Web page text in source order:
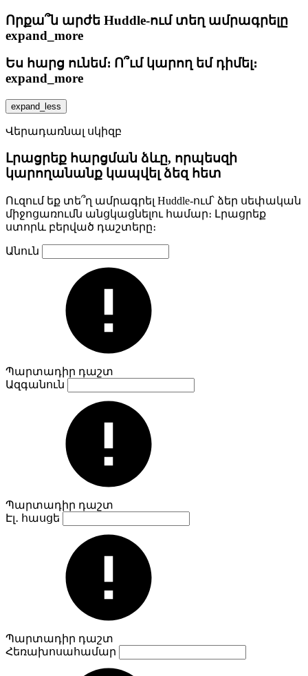
Որքա՞ն արժե Huddle-ում տեղ ամրագրելը
expand_more
Ես հարց ունեմ։ Ո՞ւմ կարող եմ դիմել։
expand_more
expand_less
Վերադառնալ սկիզբ
Լրացրեք հարցման ձևը, որպեսզի
կարողանանք կապվել ձեզ հետ
Ուզում եք տե՞ղ ամրագրել Huddle-ում՝ ձեր սեփական
միջոցառումն անցկացնելու համար։ Լրացրեք
ստորև բերված դաշտերը։
Անուն
Պարտադիր դաշտ
Ազգանուն
Պարտադիր դաշտ
Էլ․ հասցե
Պարտադիր դաշտ
Հեռախոսահամար